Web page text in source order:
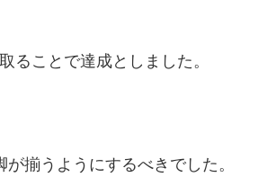
ることで達成としました。
揃うようにするべきでした。